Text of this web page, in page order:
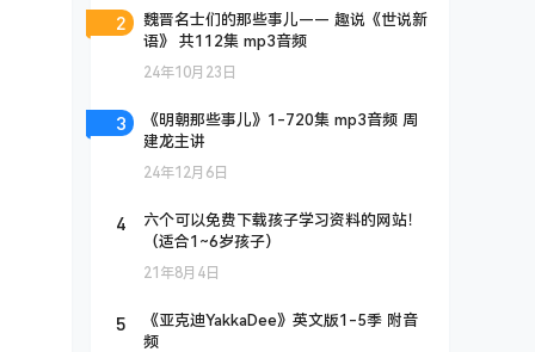
2
魏晋名士们的那些事儿—— 趣说《世说新
语》 共112集 mp3音频
24年10月23日
3
《明朝那些事儿》1-720集 mp3音频 周
建龙主讲
24年12月6日
4
六个可以免费下载孩子学习资料的网站！
（适合1~6岁孩子）
21年8月4日
5
《亚克迪YakkaDee》英文版1-5季 附音
频